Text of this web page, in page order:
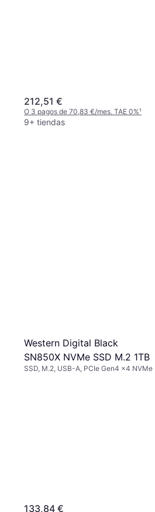
212,51 €
O 3 pagos de 70,83 €/mes. TAE 0%¹
9+ tiendas
Western Digital Black
SN850X NVMe SSD M.2 1TB
SSD, M.2, USB-A, PCIe Gen4 x4 NVMe
133,84 €